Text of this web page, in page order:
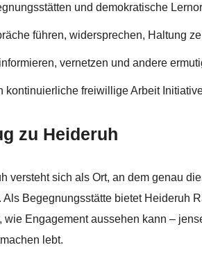
und demokratische
führen, widersprechen, Haltung
vernetzen und andere
kontinuierliche freiwillige Arbeit
zu Heideruh
versteht sich als Ort, an dem genau
Als Begegnungsstätte bietet Heideruh
wie Engagement aussehen kann –
lebt.